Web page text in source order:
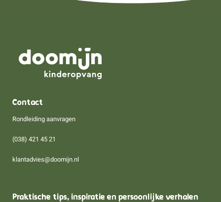
Contact
Rondleiding aanvragen
(038) 421 45 21
klantadvies@doomijn.nl
Praktische tips, inspiratie en persoonlijke verhalen